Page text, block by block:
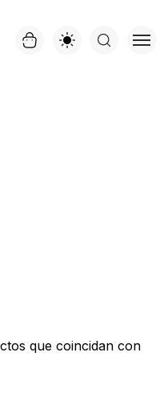
que coincidan con